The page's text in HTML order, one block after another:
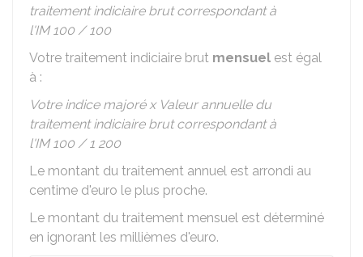
traitement indiciaire brut correspondant à
l'IM 100 / 100
Votre traitement indiciaire brut mensuel est égal
à :
Votre indice majoré x Valeur annuelle du
traitement indiciaire brut correspondant à
l'IM 100 / 1 200
Le montant du traitement annuel est arrondi au
centime d'euro le plus proche.
Le montant du traitement mensuel est déterminé
en ignorant les millièmes d'euro.